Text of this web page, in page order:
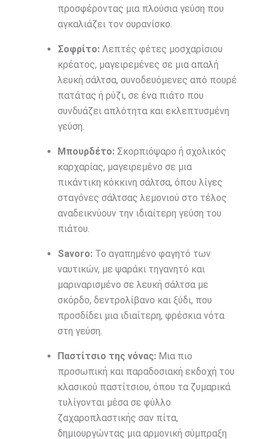
προσφέροντας μια πλούσια γεύση που
αγκαλιάζει τον ουρανίσκο.
Σοφρίτο:Λεπτές φέτες μοσχαρίσιου
κρέατος, μαγειρεμένες σε μια απαλή
λευκή σάλτσα, συνοδευόμενες από πουρέ
πατάτας ή ρύζι, σε ένα πιάτο που
συνδυάζει απλότητα και εκλεπτυσμένη
γεύση.
Μπουρδέτο:Σκορπιόψαρο ή σχολικός
καρχαρίας, μαγειρεμένο σε μια
πικάντικη κόκκινη σάλτσα, όπου λίγες
σταγόνες σάλτσας λεμονιού στο τέλος
αναδεικνύουν την ιδιαίτερη γεύση του
πιάτου.
Savoro:Το αγαπημένο φαγητό των
ναυτικών, με ψαράκι τηγανητό και
μαριναρισμένο σε λευκή σάλτσα με
σκόρδο, δεντρολίβανο και ξύδι, που
προσδίδει μια ιδιαίτερη, φρέσκια νότα
στη γεύση.
Παστίτσιο της νόνας:Μια πιο
προσωπική και παραδοσιακή εκδοχή του
κλασικού παστίτσιου, όπου τα ζυμαρικά
τυλίγονται μέσα σε φύλλο
ζαχαροπλαστικής σαν πίτα,
δημιουργώντας μια αρμονική σύμπραξη